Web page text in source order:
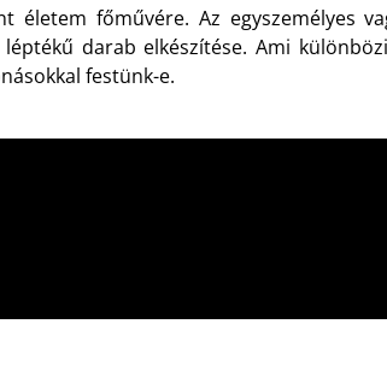
életem főművére. Az egyszemélyes
darab elkészítése. Ami
festünk-e.